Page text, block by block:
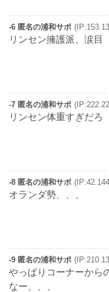
-6 匿名の浦和サポ
リンセン擁護派、涙目
-7 匿名の浦和サポ
リンセン体重すぎだろ
-8 匿名の浦和サポ
オランダ勢、、、
-9 匿名の浦和サポ
やっぱりコーナーから
なー、、、